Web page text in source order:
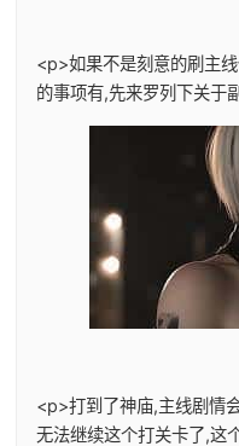
<p>如果不是刻意的刷主
的事项有,先来罗列下关于
<p>打到了神庙,主线剧情
无法继续这个打关卡了,这